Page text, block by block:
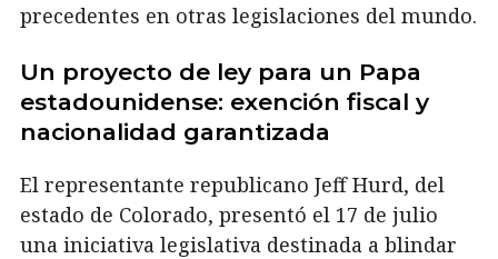
precedentes en otras legislaciones del mundo.
Un proyecto de ley para un Papa
estadounidense: exención fiscal y
nacionalidad garantizada
El representante republicano Jeff Hurd, del
estado de Colorado, presentó el 17 de julio
una iniciativa legislativa destinada a blindar